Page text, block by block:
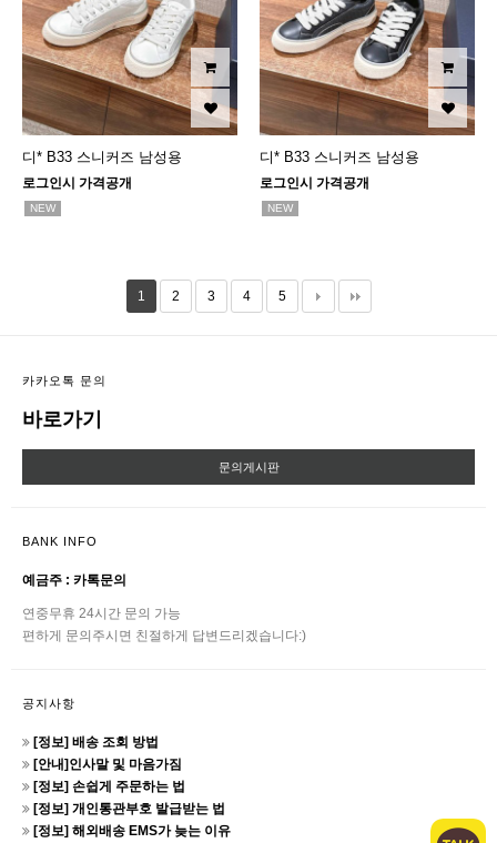
디* B33 스니커즈 남성용
로그인시 가격공개
NEW
디* B33 스니커즈 남성용
로그인시 가격공개
NEW
1 2 3 4 5
카카오톡 문의
바로가기
문의게시판
BANK INFO
예금주 : 카톡문의
연중무휴 24시간 문의 가능
편하게 문의주시면 친절하게 답변드리겠습니다:)
공지사항
[정보] 배송 조회 방법
[안내]인사말 및 마음가짐
[정보] 손쉽게 주문하는 법
[정보] 개인통관부호 발급받는 법
[정보] 해외배송 EMS가 늦는 이유